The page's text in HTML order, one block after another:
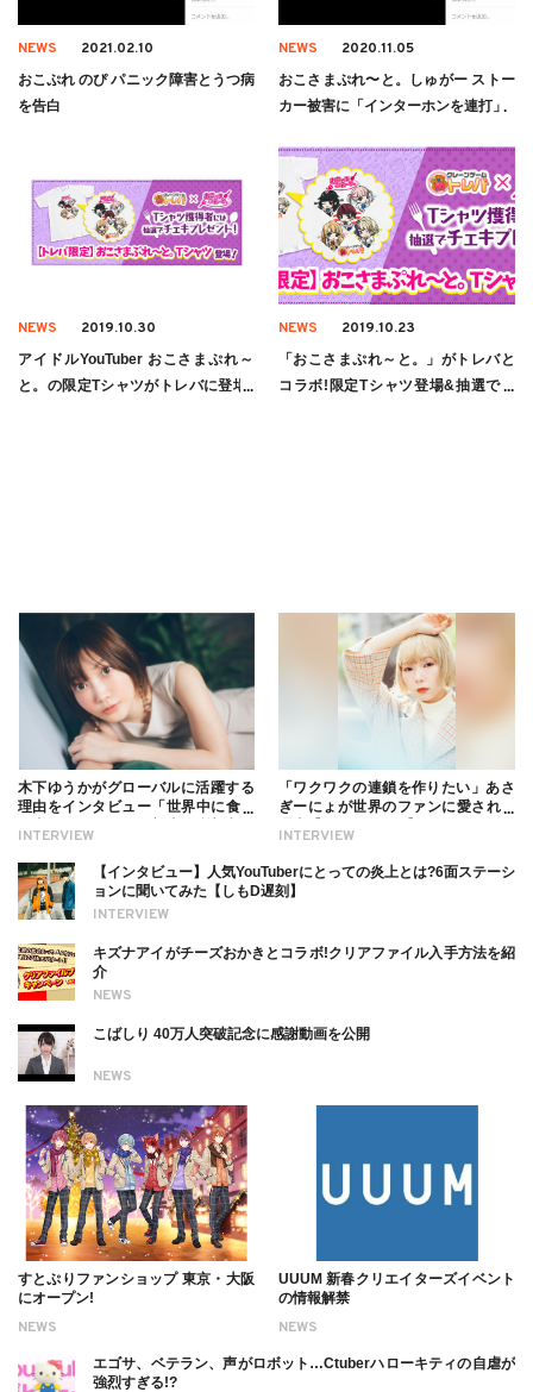
NEWS 2021.02.10
おこぷれ のぴ パニック障害とうつ病
を告白
NEWS 2020.11.05
おこさまぷれ〜と。しゅがー ストー
カー被害に「インターホンを連打」
NEWS 2019.10.30
アイドルYouTuber おこさまぷれ～
と。の限定Tシャツがトレバに登場♪
NEWS 2019.10.23
「おこさまぷれ～と。」がトレバと
コラボ!限定Tシャツ登場&抽選でチ
INTERVIEW
木下ゆうかがグローバルに活躍する
理由をインタビュー「世界中に食べ
ついても
INTERVIEW
「ワクワクの連鎖を作りたい」あさ
ぎーにょが世界のファンに愛される
INTERVIEW
【インタビュー】人気YouTuberにとっての炎上とは?6面ステーシ
ョンに聞いてみた【しもD遅刻】
NEWS
キズナアイがチーズおかきとコラボ!クリアファイル入手方法を紹
介
NEWS
こばしり 40万人突破記念に感謝動画を公開
NEWS
すとぷりファンショップ 東京・大阪
にオープン!
NEWS
UUUM 新春クリエイターズイベント
の情報解禁
エゴサ、ベテラン、声がロボット…Ctuberハローキティの自虐が
強烈すぎる!?